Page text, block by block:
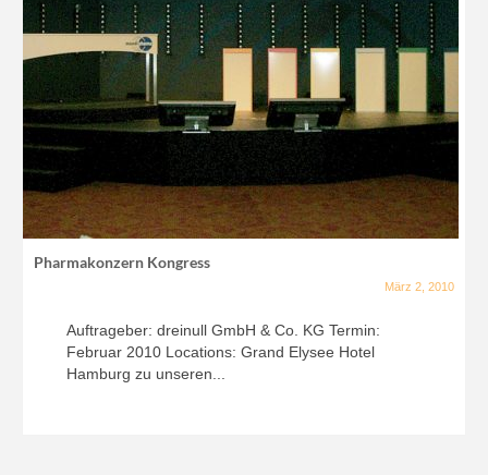
Pharmakonzern Kongress
März 2, 2010
Auftrageber: dreinull GmbH & Co. KG Termin:
Februar 2010 Locations: Grand Elysee Hotel
Hamburg zu unseren...